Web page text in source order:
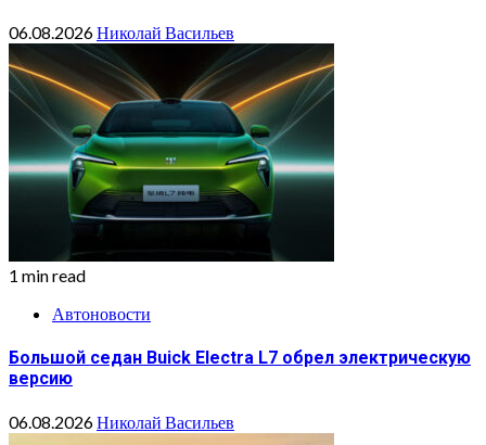
06.08.2026Николай Васильев
1 min read
Автоновости
Большой седан Buick Electra L7 обрел электрическую
версию
06.08.2026Николай Васильев